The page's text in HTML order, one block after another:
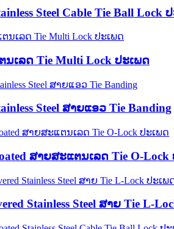
Steel Cable Tie Ball Lock
ເລດ Tie Multi Lock ປະເພດ
Steel ສາຍແອວ Tie Banding
ສາຍສະແຕນເລດ Tie O-Lock
Stainless Steel ສາຍ Tie L-